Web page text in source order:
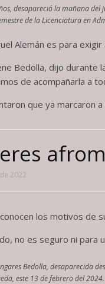
desapareció la mañana
de la Licenciatura en
Alemán es para
Bedolla, dijo
de acompañarla a
que ya marcaron
2022
los motivos de
no es seguro ni
Bedolla, desaparecida
este 13 de febrero del